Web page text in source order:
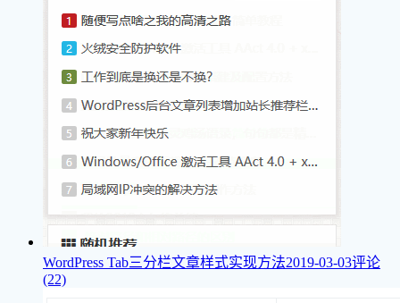
WordPress Tab三分栏文章样式实现方法2019-03-03评论
(22)